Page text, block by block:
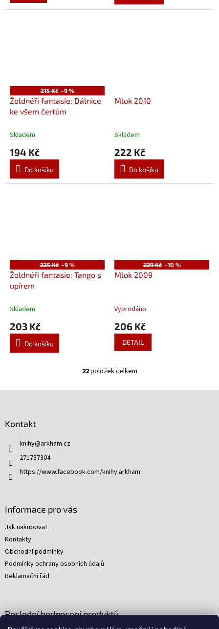
215 Kč –9 %
Žoldnéři fantasie: Dálnice
ke všem čertům
Skladem
194 Kč
Do košíku
Mlok 2010
Skladem
222 Kč
Do košíku
225 Kč –9 %
Žoldnéři fantasie: Tango s
upírem
Skladem
203 Kč
Do košíku
229 Kč –10 %
Mlok 2009
Vyprodáno
206 Kč
DETAIL
O
l
v
k
22položek celkem
Kontakt
knihy@arkham.cz
271737304
https://www.facebook.com/knihy.arkham
Informace pro vás
Jak nakupovat
Kontakty
Obchodní podmínky
Podmínky ochrany osobních údajů
Reklamační řád
Poslední hodnocení produktů